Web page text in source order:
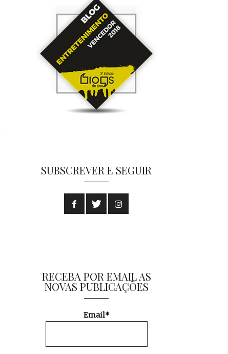
SUBSCREVER E SEGUIR
RECEBA POR EMAIL AS
NOVAS PUBLICAÇÕES
Email*